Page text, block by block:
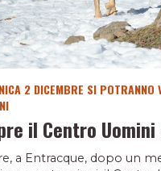
2 DICEMBRE SI POTRANNO
il Centro Uomini
a Entracque, dopo un